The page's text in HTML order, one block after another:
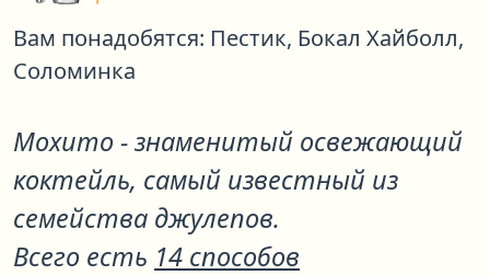
Вам понадобятся: Пестик, Бокал Хайболл,
Соломинка
Мохито - знаменитый освежающий
коктейль, самый известный из
семейства джулепов.
Всего есть 14 способов